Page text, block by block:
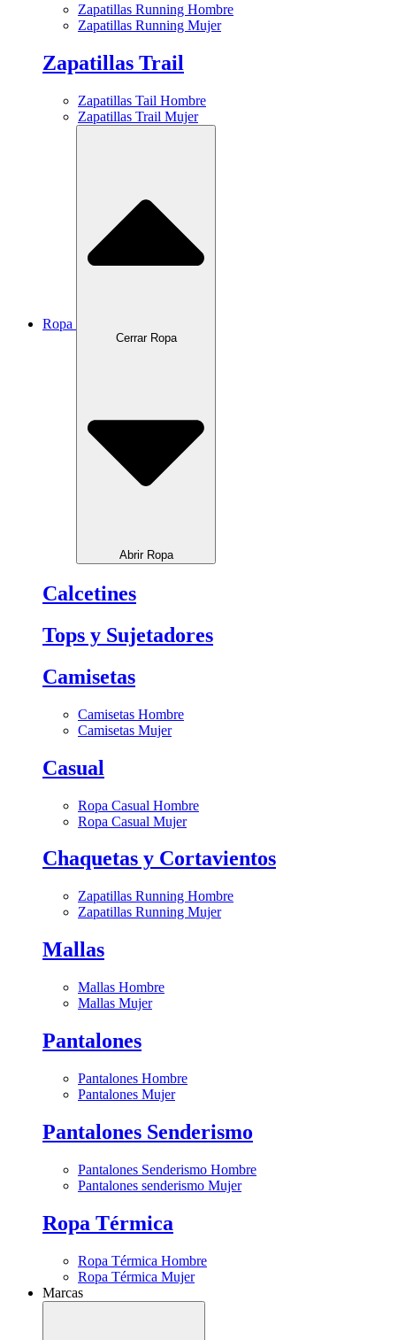
Zapatillas Running Hombre
Zapatillas Running Mujer
Zapatillas Trail
Zapatillas Tail Hombre
Zapatillas Trail Mujer
Ropa
Cerrar Ropa
Abrir Ropa
Calcetines
Tops y Sujetadores
Camisetas
Camisetas Hombre
Camisetas Mujer
Casual
Ropa Casual Hombre
Ropa Casual Mujer
Chaquetas y Cortavientos
Zapatillas Running Hombre
Zapatillas Running Mujer
Mallas
Mallas Hombre
Mallas Mujer
Pantalones
Pantalones Hombre
Pantalones Mujer
Pantalones Senderismo
Pantalones Senderismo Hombre
Pantalones senderismo Mujer
Ropa Térmica
Ropa Térmica Hombre
Ropa Térmica Mujer
Marcas